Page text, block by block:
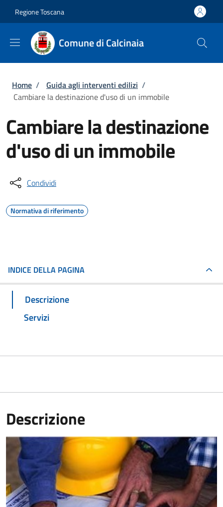
Regione Toscana
Comune di Calcinaia
Briciole di pane
Home / Guida agli interventi edilizi /
Cambiare la destinazione d'uso di un immobile
Cambiare la destinazione
d'uso di un immobile
Condividi
Normativa di riferimento
INDICE DELLA PAGINA
Descrizione
Servizi
Descrizione